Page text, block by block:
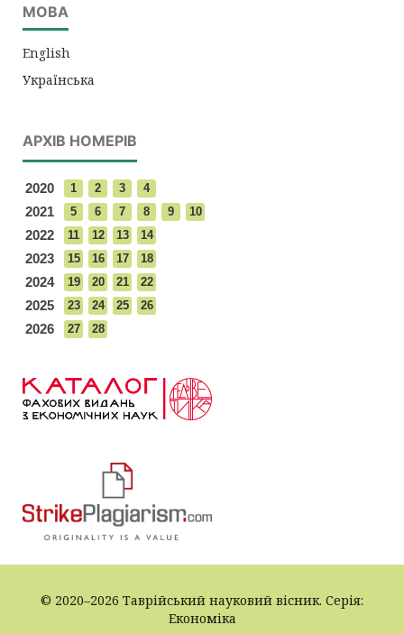
МОВА
English
Українська
АРХІВ НОМЕРІВ
2020 1 2 3 4
2021 5 6 7 8 9 10
2022 11 12 13 14
2023 15 16 17 18
2024 19 20 21 22
2025 23 24 25 26
2026 27 28
© 2020–2026 Таврійський науковий вісник. Серія:
Економіка